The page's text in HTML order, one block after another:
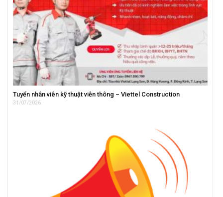
Tuyển nhân viên kỹ thuật viễn thông – Viettel Construction
31/07/2026